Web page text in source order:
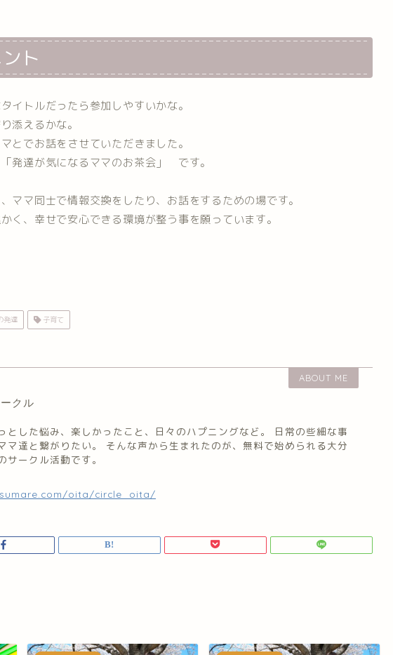
ト
イトルだったら参加しやすいかな。
添えるかな。
とでお話をさせていただきました。
発達が気になるママのお茶会」 です。
ママ同士で情報交換をしたり、お話をするための場です。
く、幸せで安心できる環境が整う事を願っています。
発達 子育て
ABOUT ME
クル
とした悩み、楽しかったこと、日々のハプニングなど。 日常の些細な事
マ達と繋がりたい。 そんな声から生まれたのが、無料で始められる大分
サークル活動です。
oita/circle_oita/